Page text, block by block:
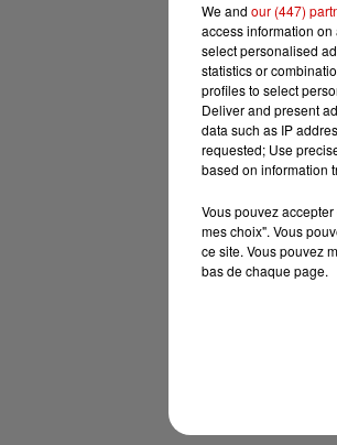
We and our (447)
access information
select personalised
statistics or
profiles to select
Deliver and present
data such as IP
requested; Use
based on information
Vous pouvez
mes choix". Vous
ce site. Vous pouvez
bas de chaque page.